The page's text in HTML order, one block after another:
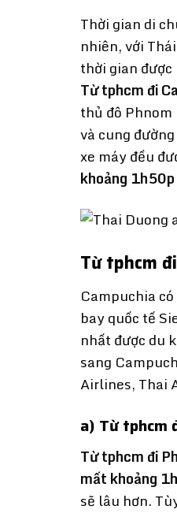
Thời gian di
nhiên, với
thời gian được
Từ tphcm đi
thủ đô
và cung
xe máy đều
khoảng
Từ tphcm
Campuchia
bay quốc tế
nhất được du
sang
Airlines, Thai
a) Từ tphcm
Từ tphcm đi
mất khoảng
sẽ lâu hơn.